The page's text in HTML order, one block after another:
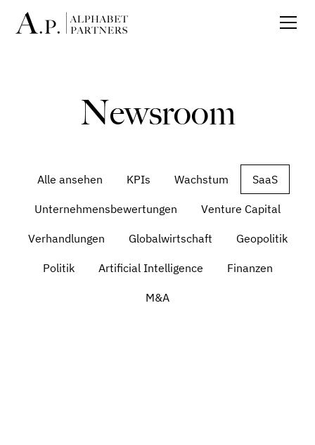
Newsroom
Alle ansehen KPIs Wachstum SaaS
Unternehmensbewertungen Venture Capital
Verhandlungen Globalwirtschaft Geopolitik
Politik Artificial Intelligence Finanzen
M&A